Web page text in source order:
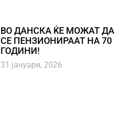
ВО ДАНСКА ЌЕ МОЖАТ ДА
СЕ ПЕНЗИОНИРААТ НА 70
ГОДИНИ!
31 јануари, 2026